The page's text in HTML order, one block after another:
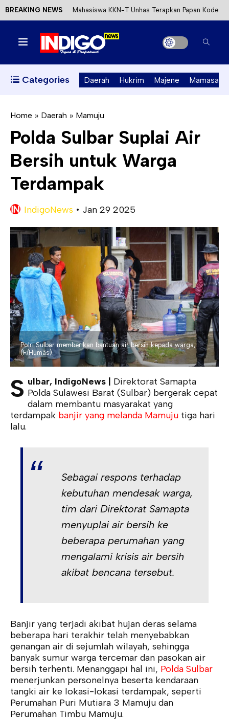
BREAKING NEWS Mahasiswa KKN-T Unhas Terapkan Papan Kode
Etik Wisata di Pantai Lawere Desa Lotang Salo
Satu DPO Pengeroyokan SPBU Tapalang
Ditangkap, Satu Lagi Kabur ke Kalimantan
Perizinan Air Tanah melalui Aplikasi SAPO
Kecewa Kapolresta Absen, APPK Mamuju
Soroti Kejanggalan Kasus Tambang Emas Ilegal
Categories Daerah Hukrim Majene Mamasa
Home » Daerah » Mamuju
Polda Sulbar Suplai Air
Bersih untuk Warga
Terdampak
IndigoNews • Jan 29 2025
Polri Sulbar memberikan bantuan air bersih kepada warga,
(F/Humas).
S ulbar, IndigoNews | Direktorat Samapta
Polda Sulawesi Barat (Sulbar) bergerak cepat
dalam membantu masyarakat yang
terdampak banjir yang melanda Mamuju tiga hari
lalu.
Sebagai respons terhadap
kebutuhan mendesak warga,
tim dari Direktorat Samapta
menyuplai air bersih ke
beberapa perumahan yang
mengalami krisis air bersih
akibat bencana tersebut.
Banjir yang terjadi akibat hujan deras selama
beberapa hari terakhir telah menyebabkan
genangan air di sejumlah wilayah, sehingga
banyak sumur warga tercemar dan pasokan air
bersih terhenti. Menanggapi hal ini, Polda Sulbar
menerjunkan personelnya beserta kendaraan
tangki air ke lokasi-lokasi terdampak, seperti
Perumahan Puri Mutiara 3 Mamuju dan
Perumahan Timbu Mamuju.